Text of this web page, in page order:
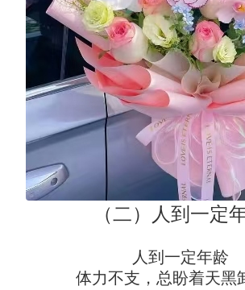
（二）人到一定
人到一定年龄
体力不支，总盼着天黑